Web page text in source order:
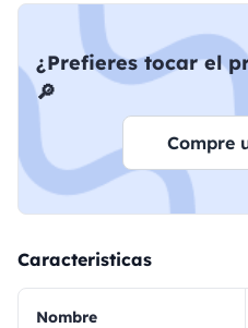
¿Prefieres tocar el
🔎
Compre
Caracteristicas
Nombre